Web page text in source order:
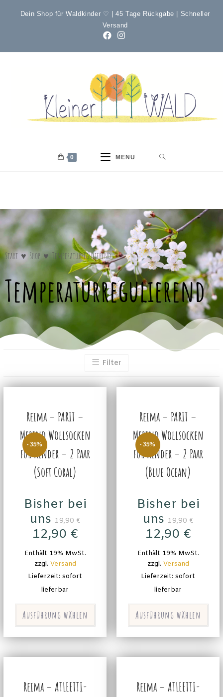
Dein Shop für Waldkinder ♡ | 45 Tage Rückgabe | Schneller
Versand
0 MENU
Start ♥ Shop ♥ Temperaturregulierend
Temperaturregulierend
Filter
-35%
Reima – PARIT –
Merino Wollsocken
für Kinder – 2 Paar
(Soft Coral)
Bisher bei
uns 19,90€
12,90 €
Enthält 19% MwSt.
zzgl. Versand
Lieferzeit: sofort
lieferbar
Ausführung wählen
-35%
Reima – PARIT –
Merino Wollsocken
für Kinder – 2 Paar
(Blue Ocean)
Bisher bei
uns 19,90€
12,90 €
Enthält 19% MwSt.
zzgl. Versand
Lieferzeit: sofort
lieferbar
Ausführung wählen
Reima – ATLEETTI-
Reima – ATLEETTI-